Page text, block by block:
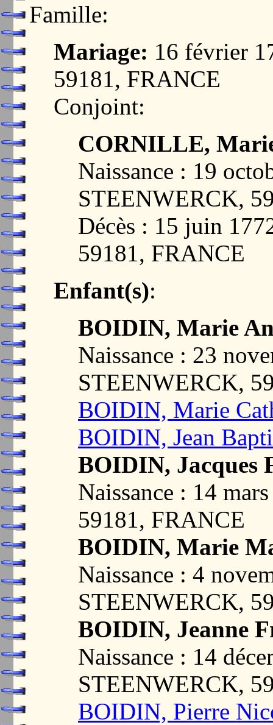
Famille:
Mariage: 16 février
59181, FRANCE
Conjoint:
CORNILLE,
Naissance : 19
STEENWERCK,
Décès : 15 juin
59181, FRANCE
Enfant(s):
BOIDIN, Marie
Naissance : 23
STEENWERCK,
BOIDIN, Marie
BOIDIN, Jean
BOIDIN, Jacques
Naissance : 14
59181, FRANCE
BOIDIN, Marie
Naissance : 4
STEENWERCK,
BOIDIN, Jeanne
Naissance : 14
STEENWERCK,
BOIDIN, Pierre